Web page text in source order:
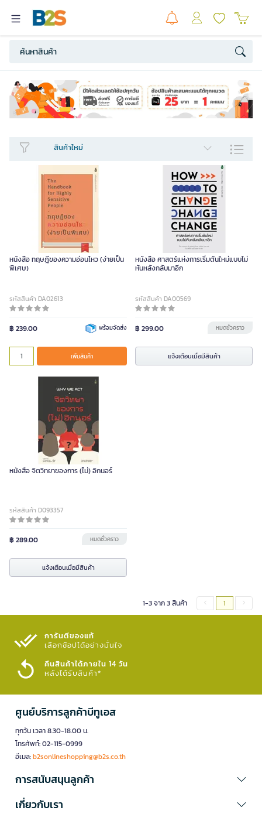
สินค้าใหม่​
หนังสือ ทฤษฎีของความอ่อนไหว (ง่ายเป็น
พิเศษ)
รหัสสินค้า DA02613
฿ 239.00 พร้อมจัดส่ง
เพิ่มสินค้า
หนังสือ ศาสตร์แห่งการเริ่มต้นใหม่แบบไม่
หันหลังกลับมาอีก
รหัสสินค้า DA00569
฿ 299.00 หมดชั่วคราว
แจ้งเตือนเมื่อมีสินค้า
หนังสือ จิตวิทยาของการ (ไม่) อิกนอร์
รหัสสินค้า D093357
฿ 289.00 หมดชั่วคราว
แจ้งเตือนเมื่อมีสินค้า
1-3 จาก 3 สินค้า 1
การันตีของแท้
เลือกช้อปได้อย่างมั่นใจ​
คืนสินค้าได้ภายใน 14 วัน
หลังได้รับสินค้า*
ศูนย์บริการลูกค้าบีทูเอส
ทุกวัน เวลา 8.30-18.00 น.
โทรศัพท์: 02-115-0999
อีเมล:b2sonlineshopping@b2s.co.th
การสนับสนุนลูกค้า
เกี่ยวกับเรา